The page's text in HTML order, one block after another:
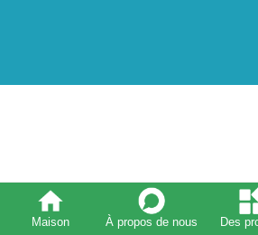
Maison À propos de nous Des